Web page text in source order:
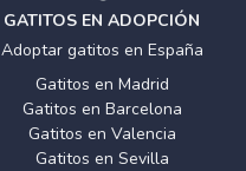
GATITOS EN ADOPCIÓN
Adoptar gatitos en España
Gatitos en Madrid
Gatitos en Barcelona
Gatitos en Valencia
Gatitos en Sevilla